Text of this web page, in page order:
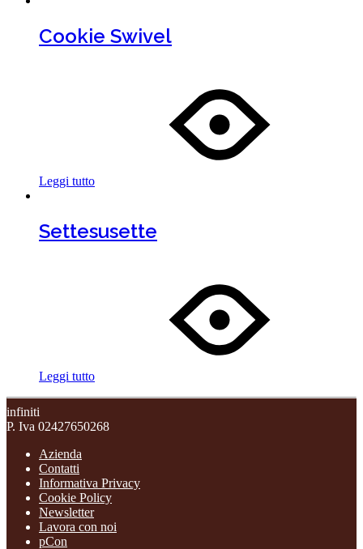
Cookie Swivel
Leggi tutto
Settesusette
Leggi tutto
infiniti
P. Iva 02427650268
Azienda
Contatti
Informativa Privacy
Cookie Policy
Newsletter
Lavora con noi
pCon